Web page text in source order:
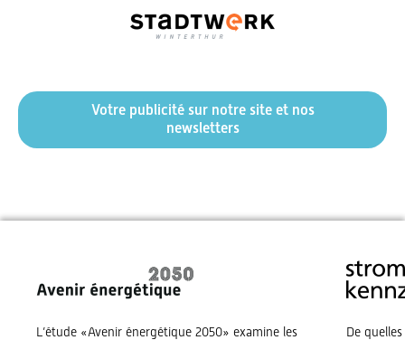
Votre publicité sur notre site et nos
newsletters
L’étude «Avenir énergétique 2050» examine les
De